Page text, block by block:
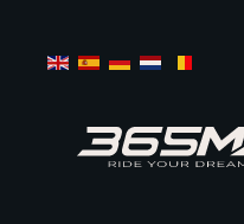
Terug naar hoofdinhoud